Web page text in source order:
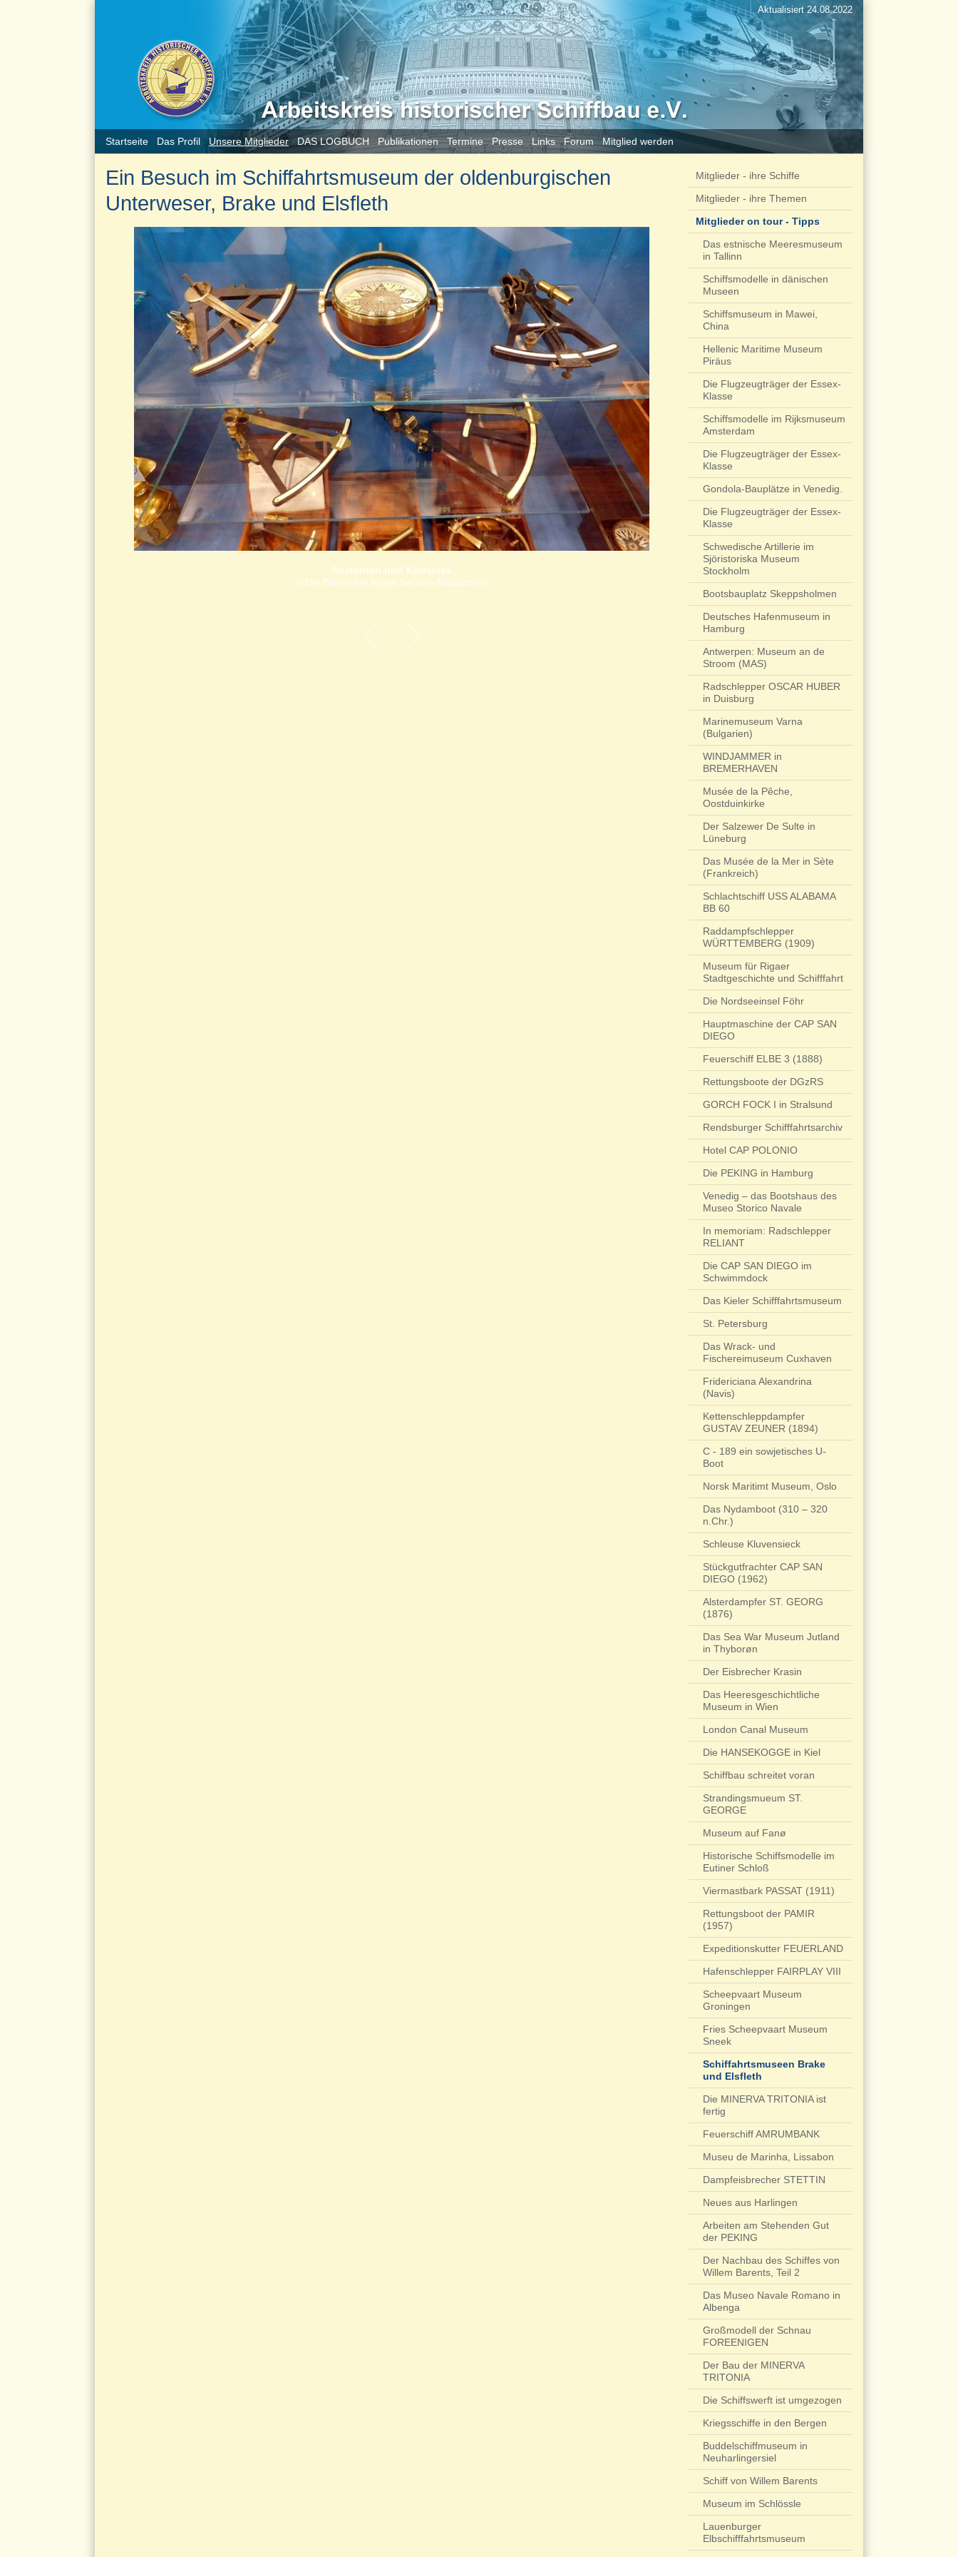
Startseite Das Profil Unsere Mitglieder DAS LOGBUCH Publikationen Termine Presse Links Forum Mitglied werden
Aktualisiert 24.08.2022
Ein Besuch im Schiffahrtsmuseum der oldenburgischen
Unterweser, Brake und Elsfleth
Sextanten und Kompass
© Die Bildrechte liegen bei den Bildautoren
Mitglieder - ihre Schiffe
Mitglieder - ihre Themen
Mitglieder on tour - Tipps
Das estnische Meeresmuseum
in Tallinn
Schiffsmodelle in dänischen
Museen
Schiffsmuseum in Mawei,
China
Hellenic Maritime Museum
Piräus
Die Flugzeugträger der Essex-
Klasse
Schiffsmodelle im Rijksmuseum
Amsterdam
Die Flugzeugträger der Essex-
Klasse
Gondola-Bauplätze in Venedig.
Die Flugzeugträger der Essex-
Klasse
Schwedische Artillerie im
Sjöristoriska Museum
Stockholm
Bootsbauplatz Skeppsholmen
Deutsches Hafenmuseum in
Hamburg
Antwerpen: Museum an de
Stroom (MAS)
Radschlepper OSCAR HUBER
in Duisburg
Marinemuseum Varna
(Bulgarien)
WINDJAMMER in
BREMERHAVEN
Musée de la Pêche,
Oostduinkirke
Der Salzewer De Sulte in
Lüneburg
Das Musée de la Mer in Sète
(Frankreich)
Schlachtschiff USS ALABAMA
BB 60
Raddampfschlepper
WÜRTTEMBERG (1909)
Museum für Rigaer
Stadtgeschichte und Schifffahrt
Die Nordseeinsel Föhr
Hauptmaschine der CAP SAN
DIEGO
Feuerschiff ELBE 3 (1888)
Rettungsboote der DGzRS
GORCH FOCK I in Stralsund
Rendsburger Schifffahrtsarchiv
Hotel CAP POLONIO
Die PEKING in Hamburg
Venedig – das Bootshaus des
Museo Storico Navale
In memoriam: Radschlepper
RELIANT
Die CAP SAN DIEGO im
Schwimmdock
Das Kieler Schifffahrtsmuseum
St. Petersburg
Das Wrack- und
Fischereimuseum Cuxhaven
Fridericiana Alexandrina
(Navis)
Kettenschleppdampfer
GUSTAV ZEUNER (1894)
C - 189 ein sowjetisches U-
Boot
Norsk Maritimt Museum, Oslo
Das Nydamboot (310 – 320
n.Chr.)
Schleuse Kluvensieck
Stückgutfrachter CAP SAN
DIEGO (1962)
Alsterdampfer ST. GEORG
(1876)
Das Sea War Museum Jutland
in Thyborøn
Der Eisbrecher Krasin
Das Heeresgeschichtliche
Museum in Wien
London Canal Museum
Die HANSEKOGGE in Kiel
Schiffbau schreitet voran
Strandingsmueum ST.
GEORGE
Museum auf Fanø
Historische Schiffsmodelle im
Eutiner Schloß
Viermastbark PASSAT (1911)
Rettungsboot der PAMIR
(1957)
Expeditionskutter FEUERLAND
Hafenschlepper FAIRPLAY VIII
Scheepvaart Museum
Groningen
Fries Scheepvaart Museum
Sneek
Schiffahrtsmuseen Brake
und Elsfleth
Die MINERVA TRITONIA ist
fertig
Feuerschiff AMRUMBANK
Museu de Marinha, Lissabon
Dampfeisbrecher STETTIN
Neues aus Harlingen
Arbeiten am Stehenden Gut
der PEKING
Der Nachbau des Schiffes von
Willem Barents, Teil 2
Das Museo Navale Romano in
Albenga
Großmodell der Schnau
FOREENIGEN
Der Bau der MINERVA
TRITONIA
Die Schiffswerft ist umgezogen
Kriegsschiffe in den Bergen
Buddelschiffmuseum in
Neuharlingersiel
Schiff von Willem Barents
Museum im Schlössle
Lauenburger
Elbschifffahrtsmuseum